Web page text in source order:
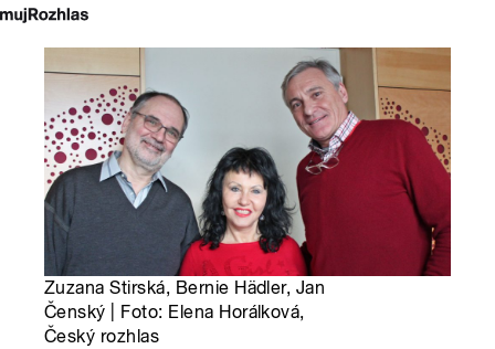
Zuzana Stirská, Bernie Hädler, Jan
Čenský | Foto: Elena Horálková,
Český rozhlas